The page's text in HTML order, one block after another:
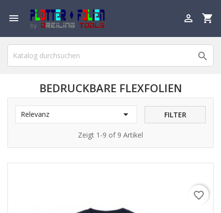
 shopping_cart


BEDRUCKBARE FLEXFOLIEN
Relevanz  FILTER
Zeigt 1-9 of 9 Artikel
favorite_border